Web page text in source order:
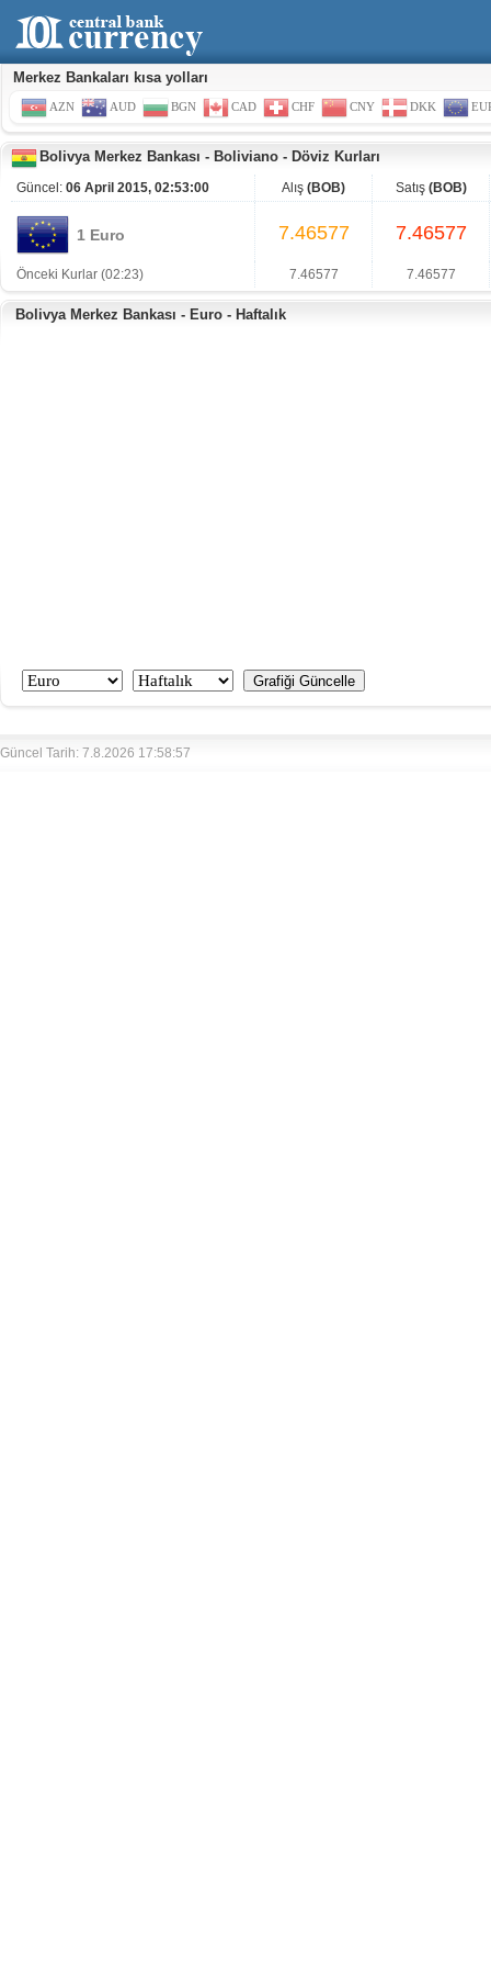
Merkez Bankaları kısa yolları
AZN AUD BGN CAD CHF CNY DKK
Bolivya Merkez Bankası - Boliviano - Döviz Kurları
Güncel: 06 April 2015, 02:53:00 Alış (BOB) Satış (BOB)
1 Euro 7.46577 7.46577
Önceki Kurlar (02:23) 7.46577 7.46577
Bolivya Merkez Bankası - Euro - Haftalık
Güncel Tarih: 7.8.2026 17:58:57